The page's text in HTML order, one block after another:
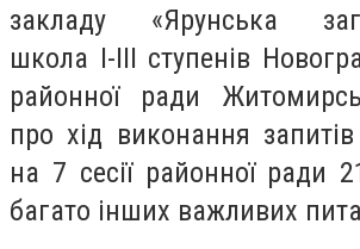
закладу «Ярунська
школа I-III ступенів
районної ради
про хід виконання
на 7 сесії районної ради
багато інших важливих